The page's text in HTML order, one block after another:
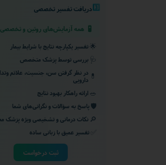
3️⃣دریافت تفسیر تخصصی
🧪 همه آزمایش‌های روتین و تخصصی
🌟 تفسیر یکپارچه نتایج با شرایط بیمار
🩺 بررسی توسط پزشک متخصص
💊 در نظر گرفتن سن، جنسیت، علائم
دارویی
🥗 ارائه راهکار بهبود نتایج
🛡️ پاسخ به سؤالات و نگرانی‌های شما
🔎 نکات درمانی و تشخیصی ویژه پزشک
تفسیر عمیق با زبانی ساده
ثبت درخواست